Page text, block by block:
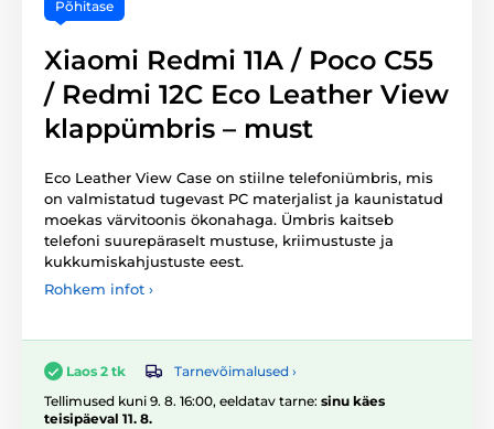
Põhitase
Xiaomi Redmi 11A / Poco C55
/ Redmi 12C Eco Leather View
klappümbris – must
Eco Leather View Case on stiilne telefoniümbris, mis
on valmistatud tugevast PC materjalist ja kaunistatud
moekas värvitoonis ökonahaga. Ümbris kaitseb
telefoni suurepäraselt mustuse, kriimustuste ja
kukkumiskahjustuste eest.
Rohkem infot ›
Laos 2 tk
Tarnevõimalused ›
Tellimused kuni 9. 8. 16:00, eeldatav tarne: sinu käes
teisipäeval 11. 8.